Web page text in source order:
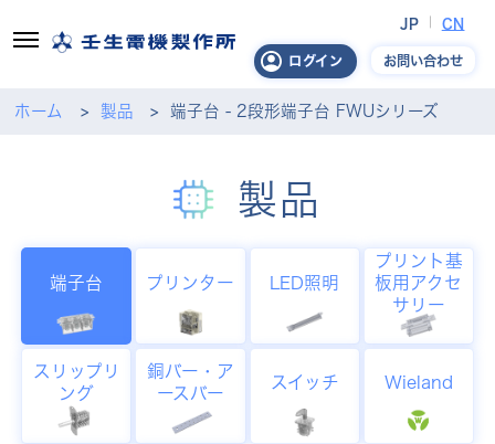
ログイン
JP CN
お問い合わせ
ホーム 製品 端子台 - 2段形端子台 FWUシリーズ
製品
端子台 プリンター LED照明
プリント基
板用アクセ
サリー
スリップリ
ング
銅バー・ア
ースバー
スイッチ Wieland